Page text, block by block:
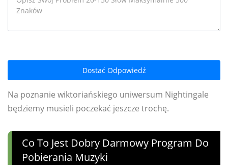
Dostać Odpowiedź
Na poznanie wiktoriańskiego uniwersum Nightingale
będziemy musieli poczekać jeszcze trochę.
Co To Jest Dobry Darmowy Program Do
Pobierania Muzyki